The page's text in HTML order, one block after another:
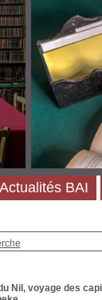
Nil, voyage des
Actualités BAI